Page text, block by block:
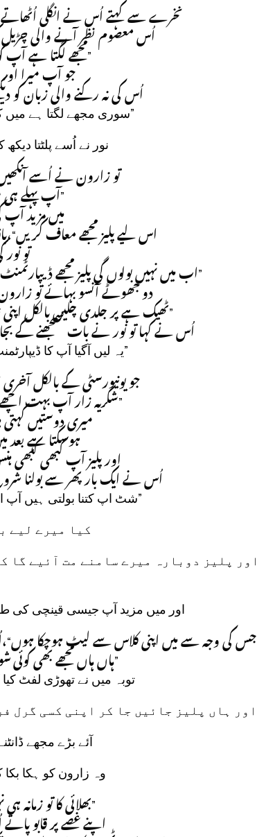
نخرے سے کہتے اُس نے انگلی
اُس معصوم نظر آنے والی چڑیل
”مجھے لگتا ہے آپ
جو آپ میرا اور
اُس کی نہ رکنے والی زبان کو
”سوری مجھے لگتا ہے میں
نور نے اُسے پلٹتا
تو زارون نے اُسے
”آپ پہلے ہی
میں مزید آپ
اس لیے پلیز مجھے معاف
تو
”اب میں نہیں بولوں گی پلیز مجھے
دو جھوٹے آنسو بہائے تو
”ٹھیک ہے پر جلدی چلیں بالکل اپنی
اُس نے کہا تو نور نے بات سمجھنے کے
”یہ لیں آگیا آپ کا
جو یونیورسٹی کے بالکل
”شکریہ زار آپ بہت اچھے
میری دوستیں کہتی
ہوسکتا ہے
اور پلیز آپ کبھی کبھی
اُس نے ایک بار پھر سے بولنا
”شٹ اپ کتنا بولتی ہیں
کیا میرے لیے
اور پلیز دوبارہ میرے سامنے مت آئیے گا
اور میں مزید آپ جیسی قینچی کی
جس کی وجہ سے میں اپنی کلاس سے لیٹ ہوچکا
”ہاں ہاں مجھے بھی کوئی
توبہ میں نے تھوڑی لفٹ
اور ہاں پلیز جائیں جا کر اپنی کسی گرل
آئے بڑے مجھے
وہ زارون کو ہکا
”بھلائی کا تو زمانہ
اپنے غصے پر قابو